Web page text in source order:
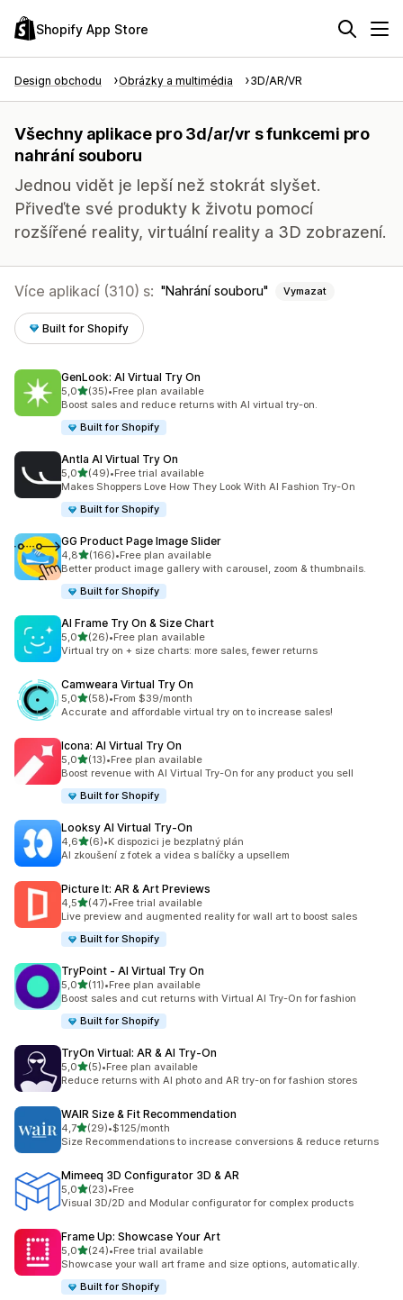
Shopify App Store
Design obchodu Obrázky a multimédia 3D/AR/VR
Všechny aplikace pro 3d/ar/vr s funkcemi pro
nahrání souboru
Jednou vidět je lepší než stokrát slyšet.
Přiveďte své produkty k životu pomocí
rozšířené reality, virtuální reality a 3D zobrazení.
Více aplikací (310) s: Nahrání souboru Vymazat
Built for Shopify
GenLook: AI Virtual Try On
5,0z 5 hvězd
(35)
Celkový počet recenzí: 35
•Free plan available
Boost sales and reduce returns with AI virtual try-on.
Built for Shopify
Antla AI Virtual Try On
5,0z 5 hvězd
(49)
Celkový počet recenzí: 49
•Free trial available
Makes Shoppers Love How They Look With AI Fashion Try-On
Built for Shopify
GG Product Page Image Slider
4,8z 5 hvězd
(166)
Celkový počet recenzí: 166
•Free plan available
Better product image gallery with carousel, zoom & thumbnails.
Built for Shopify
AI Frame Try On & Size Chart
5,0z 5 hvězd
(26)
Celkový počet recenzí: 26
•Free plan available
Virtual try on + size charts: more sales, fewer returns
Camweara Virtual Try On
5,0z 5 hvězd
(58)
Celkový počet recenzí: 58
•From $39/month
Accurate and affordable virtual try on to increase sales!
Icona: AI Virtual Try On
5,0z 5 hvězd
(13)
Celkový počet recenzí: 13
•Free plan available
Boost revenue with AI Virtual Try-On for any product you sell
Built for Shopify
Looksy AI Virtual Try‑On
4,6z 5 hvězd
(6)
Celkový počet recenzí: 6
•K dispozici je bezplatný plán
AI zkoušení z fotek a videa s balíčky a upsellem
Picture It: AR & Art Previews
4,5z 5 hvězd
(47)
Celkový počet recenzí: 47
•Free trial available
Live preview and augmented reality for wall art to boost sales
Built for Shopify
TryPoint ‑ AI Virtual Try On
5,0z 5 hvězd
(11)
Celkový počet recenzí: 11
•Free plan available
Boost sales and cut returns with Virtual AI Try-On for fashion
Built for Shopify
TryOn Virtual: AR & AI Try‑On
5,0z 5 hvězd
(5)
Celkový počet recenzí: 5
•Free plan available
Reduce returns with AI photo and AR try-on for fashion stores
WAIR Size & Fit Recommendation
4,7z 5 hvězd
(29)
Celkový počet recenzí: 29
•$125/month
Size Recommendations to increase conversions & reduce returns
Mimeeq 3D Configurator 3D & AR
5,0z 5 hvězd
(23)
Celkový počet recenzí: 23
•Free
Visual 3D/2D and Modular configurator for complex products
Frame Up: Showcase Your Art
5,0z 5 hvězd
(24)
Celkový počet recenzí: 24
•Free trial available
Showcase your wall art frame and size options, automatically.
Built for Shopify